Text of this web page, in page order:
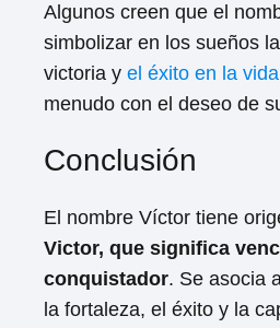
Algunos creen que el
simbolizar en los sueños
victoria y el éxito en la vida
menudo con el deseo de
Conclusión
El nombre Víctor tiene
Victor, que significa
conquistador. Se asocia
la fortaleza, el éxito y la